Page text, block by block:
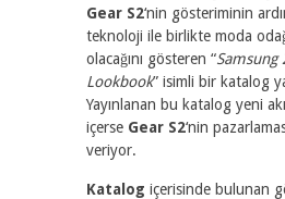
Gear S2‘nin gösteriminin
teknoloji ile birlikte moda
olacağını gösteren “Samsung
Lookbook” isimli bir katalog
Yayınlanan bu katalog yeni
içerse Gear S2‘nin
veriyor.
Katalog içerisinde bulunan